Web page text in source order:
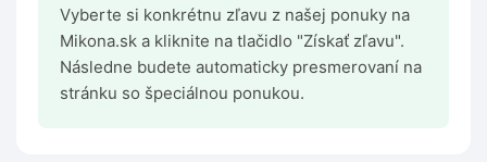
Vyberte si konkrétnu zľavu z našej ponuky na
Mikona.sk a kliknite na tlačidlo "Získať zľavu".
Následne budete automaticky presmerovaní na
stránku so špeciálnou ponukou.